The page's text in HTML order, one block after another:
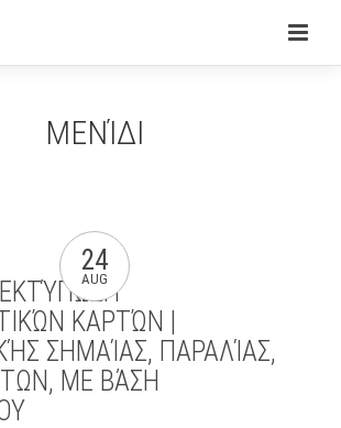
ΜΕΝΊΔΙ
24
AUG
ΚΑΡΤΏΝ |
ΣΗΜΑΊΑΣ, ΠΑΡΑΛΊΑΣ,
ΜΕ ΒΆΣΗ